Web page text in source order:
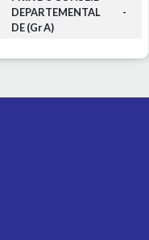
DEPARTEMENTAL
DE (Gr A)
-